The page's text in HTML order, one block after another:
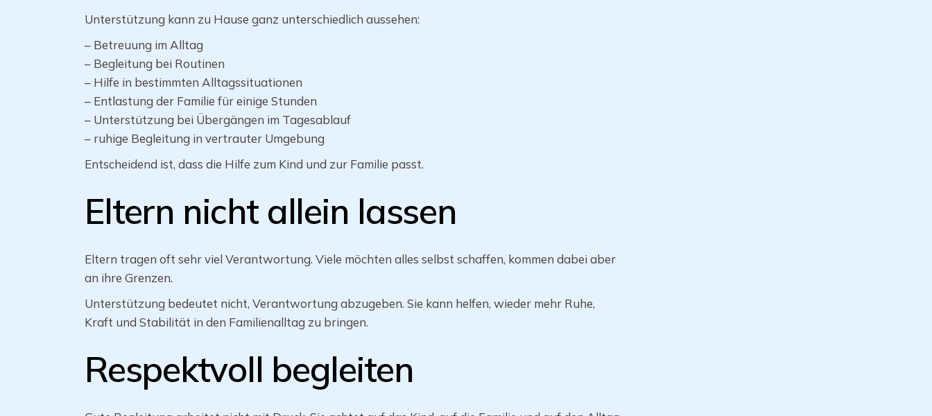
Unterstützung kann zu Hause ganz unterschiedlich aussehen:
– Betreuung im Alltag
– Begleitung bei Routinen
– Hilfe in bestimmten Alltagssituationen
– Entlastung der Familie für einige Stunden
– Unterstützung bei Übergängen im Tagesablauf
– ruhige Begleitung in vertrauter Umgebung
Entscheidend ist, dass die Hilfe zum Kind und zur Familie passt.
Eltern nicht allein lassen
Eltern tragen oft sehr viel Verantwortung. Viele möchten alles selbst schaffen, kommen dabei aber
an ihre Grenzen.
Unterstützung bedeutet nicht, Verantwortung abzugeben. Sie kann helfen, wieder mehr Ruhe,
Kraft und Stabilität in den Familienalltag zu bringen.
Respektvoll begleiten